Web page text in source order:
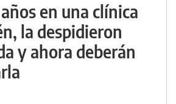
en una clínica
la despidieron
y ahora deberán